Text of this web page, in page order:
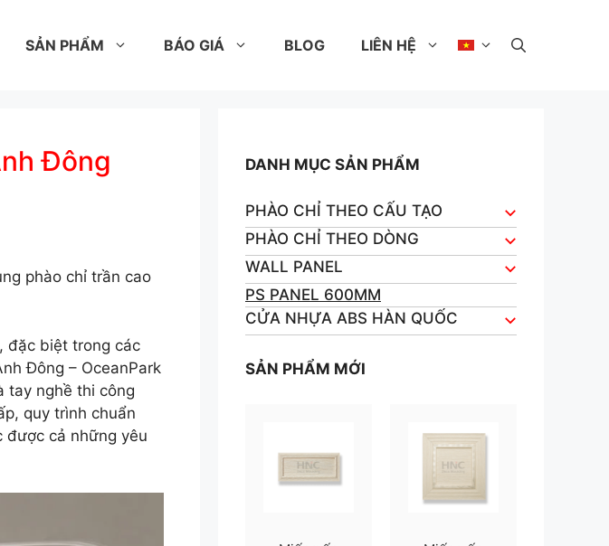
SẢN PHẨM BÁO GIÁ BLOG LIÊN HỆ
Đông
phào chỉ trần cao
đặc biệt trong các
Đông – OceanPark
tay nghề thi công
quy trình chuẩn
được cả những yêu
DANH MỤC SẢN PHẨM
PHÀO CHỈ THEO CẤU TẠO
PHÀO CHỈ THEO DÒNG
WALL PANEL
PS PANEL 600MM
CỬA NHỰA ABS HÀN QUỐC
SẢN PHẨM MỚI